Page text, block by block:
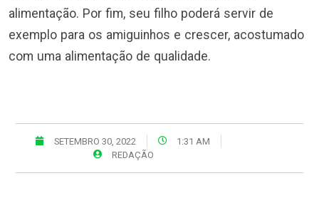
alimentação. Por fim, seu filho poderá servir de
exemplo para os amiguinhos e crescer, acostumado
com uma alimentação de qualidade.
SETEMBRO 30, 2022
1:31 AM
REDAÇÃO